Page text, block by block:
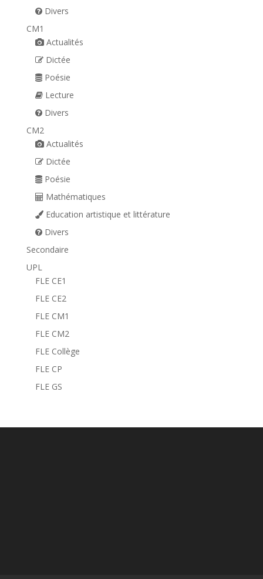
Divers
CM1
Actualités
Dictée
Poésie
Lecture
Divers
CM2
Actualités
Dictée
Poésie
Mathématiques
Education artistique et littérature
Divers
Secondaire
UPL
FLE CE1
FLE CE2
FLE CM1
FLE CM2
FLE Collège
FLE CP
FLE GS